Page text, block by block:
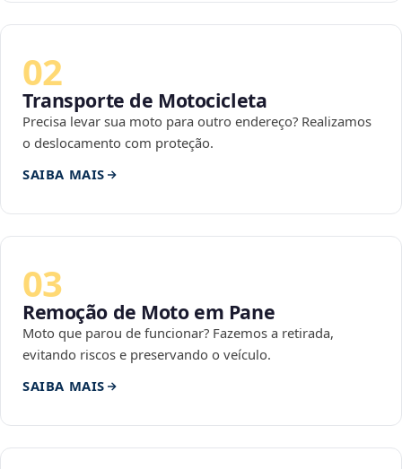
02
Transporte de Motocicleta
Precisa levar sua moto para outro endereço? Realizamos
o deslocamento com proteção.
SAIBA MAIS
03
Remoção de Moto em Pane
Moto que parou de funcionar? Fazemos a retirada,
evitando riscos e preservando o veículo.
SAIBA MAIS